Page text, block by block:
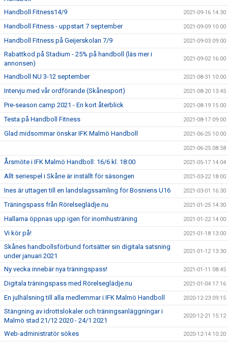
Handboll Fitness14/9 2021-09-16 14:30
Handboll Fitness - uppstart 7 september 2021-09-09 10:00
Handboll Fitness på Geijerskolan 7/9 2021-09-03 09:00
Rabattkod på Stadium - 25% på handboll (läs mer i
annonsen)
2021-09-02 16:00
Handboll NU 3-12 september 2021-08-31 10:00
Intervju med vår ordförande (Skånesport) 2021-08-20 13:45
Pre-season camp 2021 - En kort återblick 2021-08-19 15:00
Testa på Handboll Fitness 2021-08-17 09:00
Glad midsommar önskar IFK Malmö Handboll 2021-06-25 10:00
2021-06-25 08:58
Årsmöte i IFK Malmö Handboll: 16/6 kl. 18:00 2021-05-17 14:04
Allt seriespel i Skåne är inställt för säsongen 2021-03-22 18:00
Ines är uttagen till en landslagssamling för Bosniens U16 2021-03-01 16:30
Träningspass från Rörelseglädje.nu 2021-01-25 14:30
Hallarna öppnas upp igen för inomhusträning 2021-01-22 14:00
Vi kör på! 2021-01-18 13:00
Skånes handbollsförbund fortsätter sin digitala satsning
under januari 2021
2021-01-12 13:30
Ny vecka innebär nya träningspass! 2021-01-11 08:45
Digitala träningspass med Rörelseglädje.nu 2021-01-04 17:16
En julhälsning till alla medlemmar i IFK Malmö Handboll 2020-12-23 09:15
Stängning av idrottslokaler och träningsanläggningar i
Malmö stad 21/12 2020 - 24/1 2021
2020-12-21 15:12
Web-administratör sökes 2020-12-14 10:20